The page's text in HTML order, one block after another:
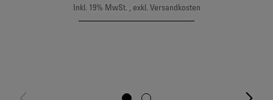
Inkl. 19% MwSt. exkl. Versandkosten